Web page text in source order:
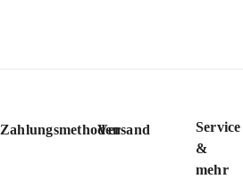
ZahlungsmethodenVersand
Service
&
mehr